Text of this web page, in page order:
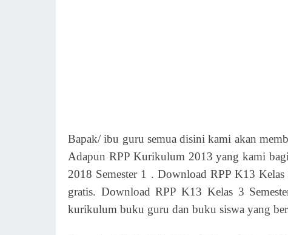
Bapak/ ibu guru semua disini kami akan
Adapun RPP Kurikulum 2013 yang kami
2018 Semester 1 . Download RPP K13
gratis. Download RPP K13 Kelas 3
kurikulum buku guru dan buku siswa yang